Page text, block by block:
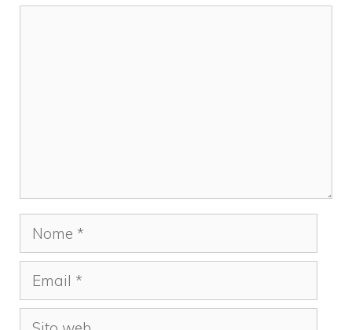
Nome
Email
Sito